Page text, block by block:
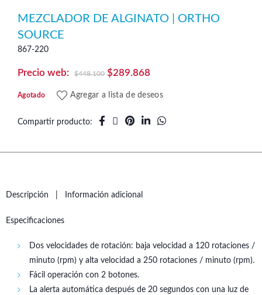
MEZCLADOR DE ALGINATO | ORTHO
SOURCE
867-220
$448.100 El
era:
$289.868
es:
Agotado Agregar a lista de deseos
Compartir producto
Descripción Información adicional
Especificaciones
Dos velocidades de rotación: baja velocidad a 120 rotaciones /
minuto (rpm) y alta velocidad a 250 rotaciones / minuto (rpm).
Fácil operación con 2 botones.
La alerta automática después de 20 segundos con una luz de